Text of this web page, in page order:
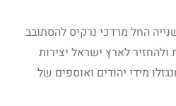
החל מרדכי נרקיס להסתובב
ולהחזיר לארץ ישראל יצירות
מידי יהודים ואוספים של